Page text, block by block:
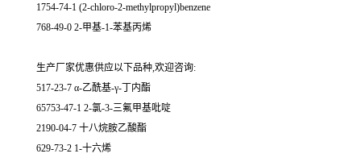
1754-74-1 (2-chloro-2-methylpropyl)benzene
768-49-0 2-甲基-1-苯基丙烯
生产厂家优惠供应以下品种,欢迎咨询:
517-23-7 α-乙酰基-γ-丁内酯
65753-47-1 2-氯-3-三氟甲基吡啶
2190-04-7 十八烷胺乙酸酯
629-73-2 1-十六烯